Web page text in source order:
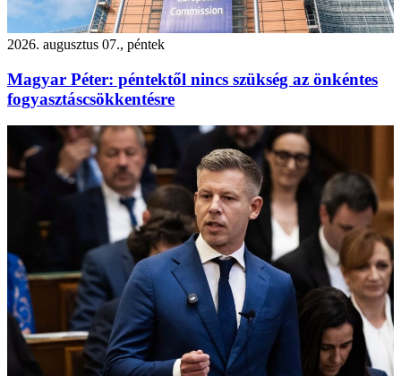
2026. augusztus 07., péntek
Magyar Péter: péntektől nincs szükség az önkéntes
fogyasztáscsökkentésre